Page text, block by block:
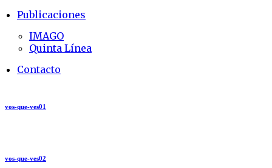
Publicaciones
IMAGO
Quinta Línea
Contacto
vos-que-ves01
vos-que-ves02